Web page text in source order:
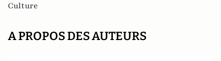
Culture
A PROPOS DES AUTEURS